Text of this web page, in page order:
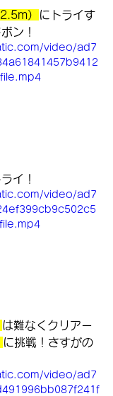
）
にトライす
ン！
video/ad7
イ！
video/ad7
は難なくクリアー
に挑戦！さすがの
video/ad7